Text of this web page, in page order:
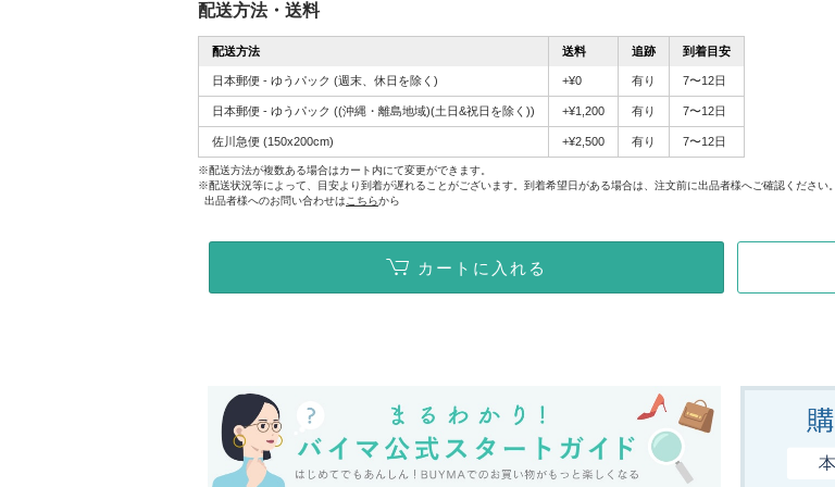
配送方法・送料
配送方法 送料 追跡 到着目安
日本郵便 - ゆうパック (週末、休日を除く) +¥0 有り 7〜12日
日本郵便 - ゆうパック ((沖縄・離島地域)(土日&祝日を除く)) +¥1,200 有り 7〜12日
佐川急便 (150x200cm) +¥2,500 有り 7〜12日
※配送方法が複数ある場合はカート内にて変更ができます。
※配送状況等によって、目安より到着が遅れることがございます。到着希望日がある場合は、注文前に出品者様へご確認ください。
出品者様へのお問い合わせは こちらから
カートに入れる